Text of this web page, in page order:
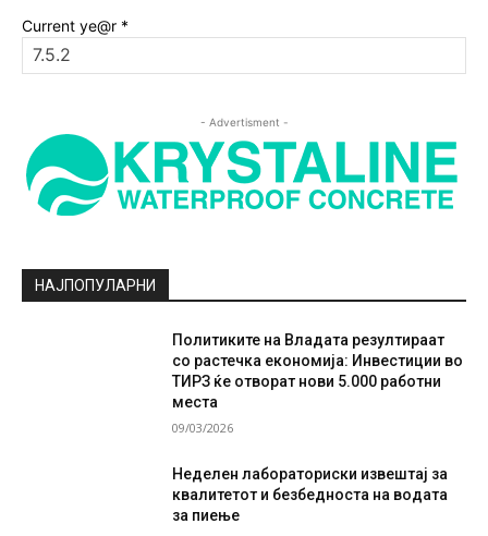
Current ye@r *
- Advertisment -
НАЈПОПУЛАРНИ
Политиките на Владата резултираат
со растечка економија: Инвестиции во
ТИРЗ ќе отворат нови 5.000 работни
места
09/03/2026
Неделен лабораториски извештај за
квалитетот и безбедноста на водата
за пиење